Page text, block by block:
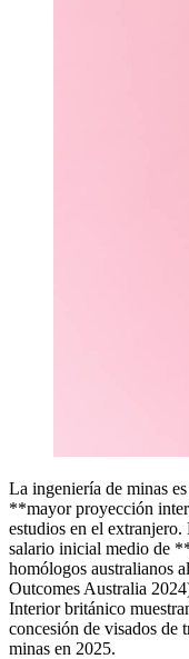
La ingeniería de minas
**mayor proyección
estudios en el
salario inicial medio de
homólogos australianos
Outcomes Australia
Interior británico
concesión de visados de
minas en 2025.